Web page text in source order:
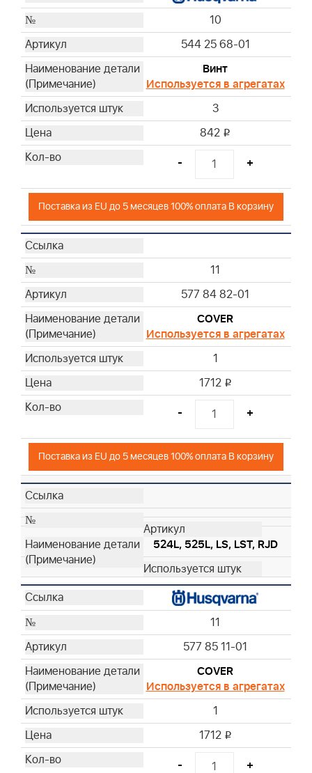
10
544 25 68-01
Винт
Используется в агрегатах
3
842 i
- +
Поставка из EU до 5 месяцев 100% оплата В корзину
11
577 84 82-01
COVER
Используется в агрегатах
1
1712 i
- +
Поставка из EU до 5 месяцев 100% оплата В корзину
524L, 525L, LS, LST, RJD
11
577 85 11-01
COVER
Используется в агрегатах
1
1712 i
- +